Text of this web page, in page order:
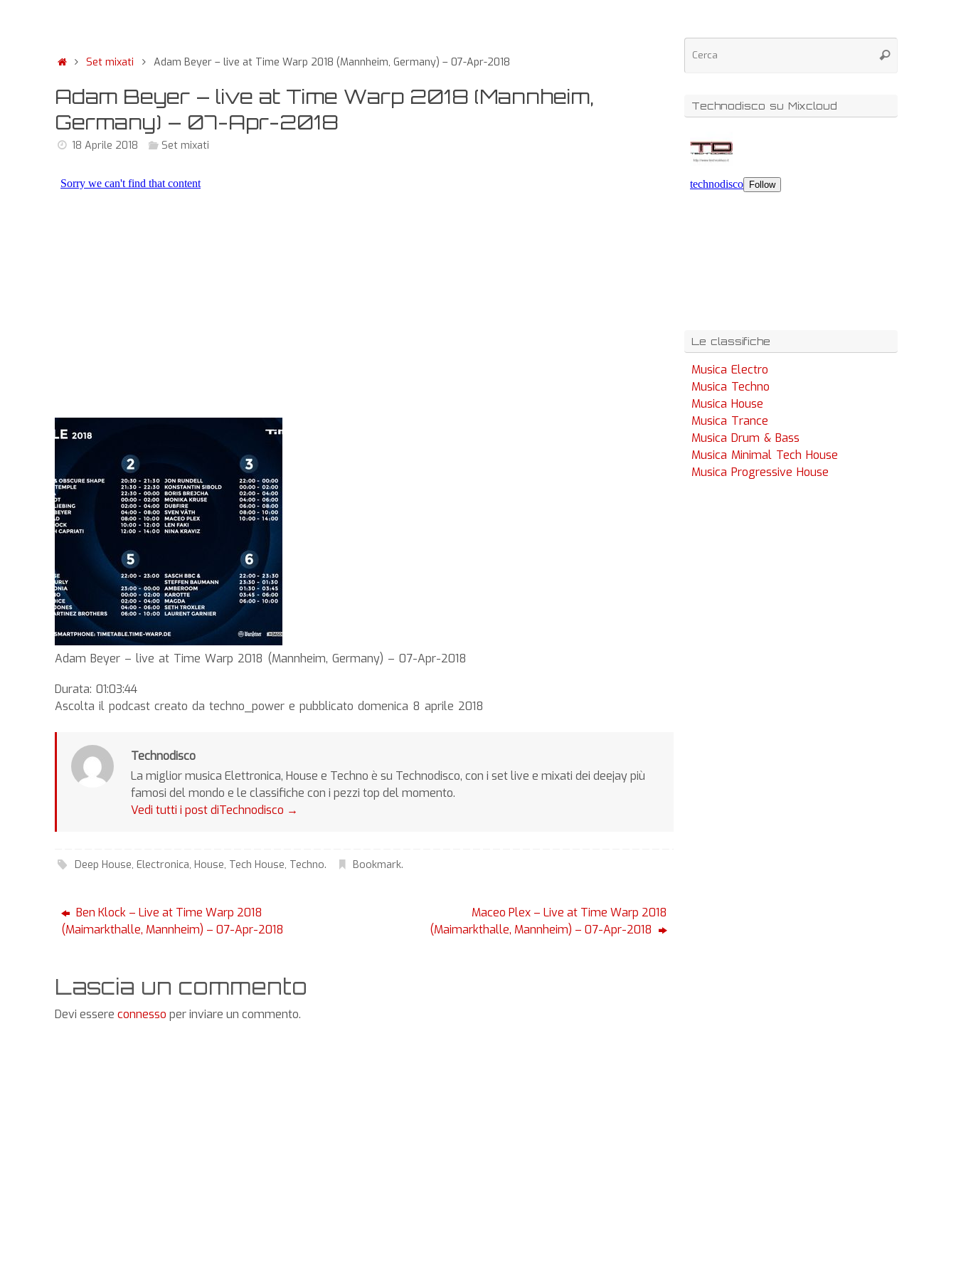
Set mixati Adam Beyer – live at Time Warp 2018 (Mannheim, Germany) – 07-Apr-2018
Adam Beyer – live at Time Warp 2018 (Mannheim,
Germany) – 07-Apr-2018
18 Aprile 2018 Set mixati
Adam Beyer – live at Time Warp 2018 (Mannheim, Germany) – 07-Apr-2018
Durata: 01:03:44
Ascolta il podcast creato da techno_power e pubblicato domenica 8 aprile 2018
Technodisco
La miglior musica Elettronica, House e Techno è su Technodisco, con i set live e mixati dei deejay più
famosi del mondo e le classifiche con i pezzi top del momento.
Vedi tutti i post diTechnodisco →
Deep House,Electronica,House, Tech House, Techno. Bookmark.
Ben Klock – Live at Time Warp 2018
(Maimarkthalle, Mannheim) – 07-Apr-2018
Maceo Plex – Live at Time Warp 2018
(Maimarkthalle, Mannheim) – 07-Apr-2018
Lascia un commento
Devi essere connesso per inviare un commento.
Technodisco su Mixcloud
Le classifiche
Musica Electro
Musica Techno
Musica House
Musica Trance
Musica Drum & Bass
Musica Minimal Tech House
Musica Progressive House